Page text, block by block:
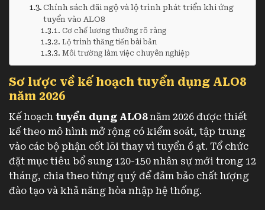
Chính sách đãi ngộ và lộ trình phát triển khi ứng
tuyển vào ALO8
Cơ chế lương thưởng rõ ràng
Lộ trình thăng tiến bài bản
Môi trường làm việc chuyên nghiệp
Sơ lược về kế hoạch tuyển dụng ALO8
năm 2026
Kế hoạch tuyển dụng ALO8năm 2026 được thiết
kế theo mô hình mở rộng có kiểm soát, tập trung
vào các bộ phận cốt lõi thay vì tuyển ồ ạt. Tổ chức
đặt mục tiêu bổ sung 120-150 nhân sự mới trong 12
tháng, chia theo từng quý để đảm bảo chất lượng
đào tạo và khả năng hòa nhập hệ thống.